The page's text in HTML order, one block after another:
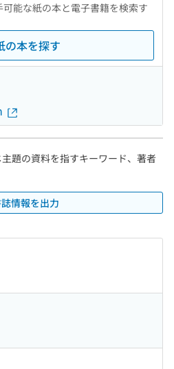
能な紙の本と電子書籍を検索す
の本を探す
題の資料を指すキーワード、著者
情報を出力